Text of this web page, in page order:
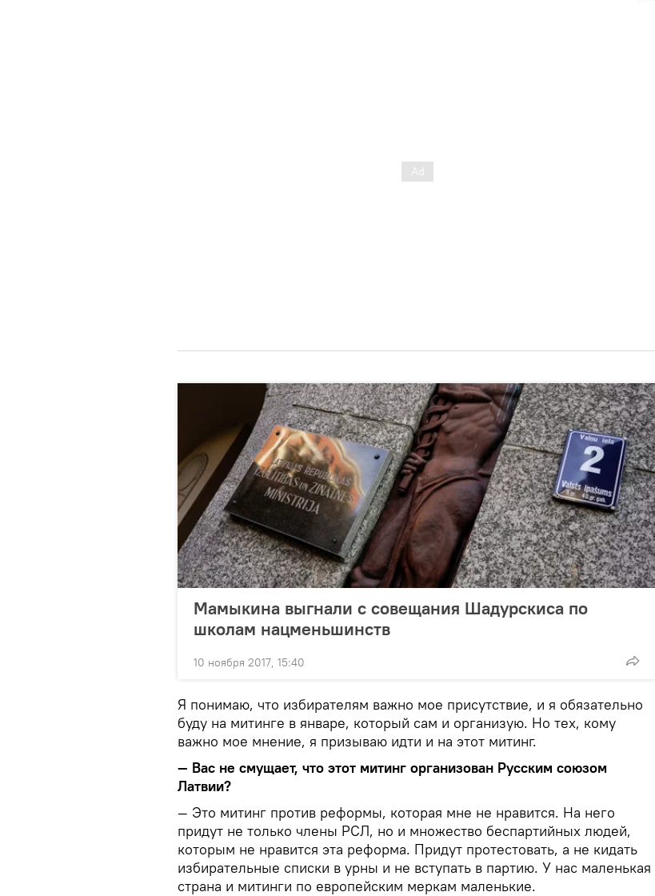
Мамыкина выгнали с совещания Шадурскиса по
школам нацменьшинств
10 ноября 2017, 15:40
Я понимаю, что избирателям важно мое присутствие, и я обязательно
буду на митинге в январе, который сам и организую. Но тех, кому
важно мое мнение, я призываю идти и на этот митинг.
— Вас не смущает, что этот митинг организован Русским союзом
Латвии?
— Это митинг против реформы, которая мне не нравится. На него
придут не только члены РСЛ, но и множество беспартийных людей,
которым не нравится эта реформа. Придут протестовать, а не кидать
избирательные списки в урны и не вступать в партию. У нас маленькая
страна и митинги по европейским меркам маленькие.